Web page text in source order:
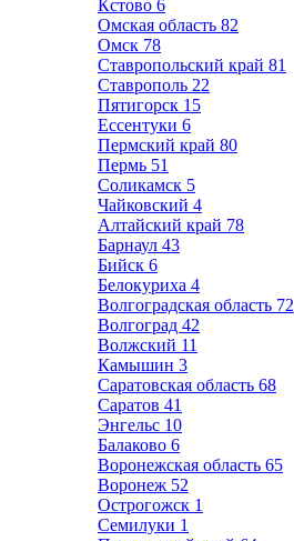
Кстово 6
Омская область 82
Омск 78
Ставропольский край 81
Ставрополь 22
Пятигорск 15
Ессентуки 6
Пермский край 80
Пермь 51
Соликамск 5
Чайковский 4
Алтайский край 78
Барнаул 43
Бийск 6
Белокуриха 4
Волгоградская область 72
Волгоград 42
Волжский 11
Камышин 3
Саратовская область 68
Саратов 41
Энгельс 10
Балаково 6
Воронежская область 65
Воронеж 52
Острогожск 1
Семилуки 1